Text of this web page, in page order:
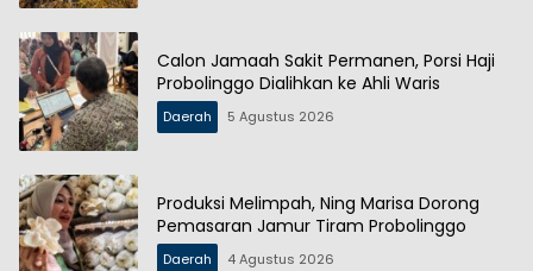
Calon Jamaah Sakit Permanen, Porsi Haji
Probolinggo Dialihkan ke Ahli Waris
Daerah 5 Agustus 2026
Produksi Melimpah, Ning Marisa Dorong
Pemasaran Jamur Tiram Probolinggo
Daerah 4 Agustus 2026